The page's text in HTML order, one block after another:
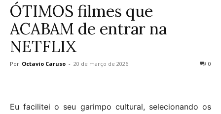
ÓTIMOS filmes que
ACABAM de entrar na
NETFLIX
Por Octavio Caruso - 20 de março de 2026 0
Eu facilitei o seu garimpo cultural, selecionando os